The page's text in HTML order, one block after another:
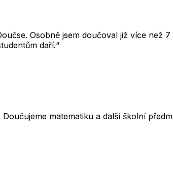
Osobně jsem doučoval již více než
daří.“
matematiku a další školní